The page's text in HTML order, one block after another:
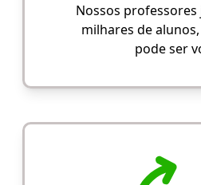
Nossos
milhares de
pode ser